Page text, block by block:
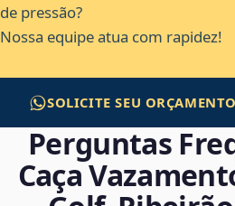
de pressão?
Nossa equipe atua com rapidez!
SOLICITE SEU ORÇAMENTO
Perguntas
Caça